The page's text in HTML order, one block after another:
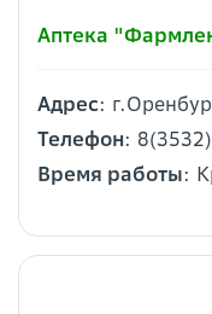
Аптека
Адрес:
Телефон:
Время работы: